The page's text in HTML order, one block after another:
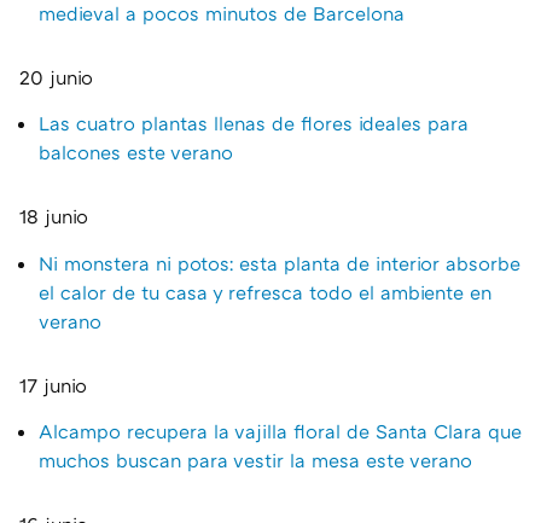
medieval a pocos minutos de Barcelona
20 junio
Las cuatro plantas llenas de flores ideales para
balcones este verano
18 junio
Ni monstera ni potos: esta planta de interior absorbe
el calor de tu casa y refresca todo el ambiente en
verano
17 junio
Alcampo recupera la vajilla floral de Santa Clara que
muchos buscan para vestir la mesa este verano